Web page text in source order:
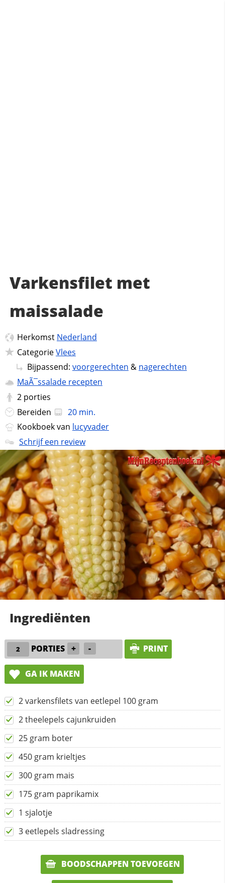
Varkensfilet met
maissalade
Herkomst Nederland
CategorieVlees
Bijpassend: voorgerechten & nagerechten
MaÃ¯ssalade recepten
2 porties
Bereiden
20 min.
Kookboek van lucyvader
Schrijf een review
Ingrediënten
PORTIES + - PRINT
GA IK MAKEN
2 varkensfilets van eetlepel 100 gram
2 theelepels cajunkruiden
25 gram boter
450 gram krieltjes
300 gram mais
175 gram paprikamix
1 sjalotje
3 eetlepels sladressing
BOODSCHAPPEN TOEVOEGEN